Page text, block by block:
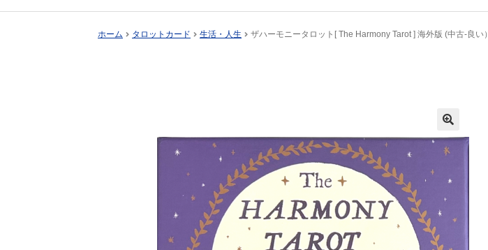
ン
ス
ホーム タロットカード 生活・人生 ザハーモニータロット[ The Harmony Tarot ] 海外版 (中古-良い）